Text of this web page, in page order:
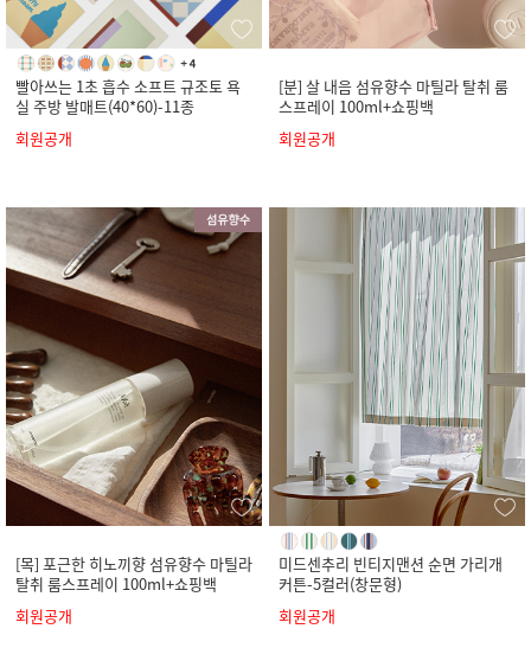
빨아쓰는 1초 흡수 소프트 규조토 욕
실 주방 발매트(40*60)-11종
회원공개
[분] 살 내음 섬유향수 마틸라 탈취 룸
스프레이 100ml+쇼핑백
회원공개
[목] 포근한 히노끼향 섬유향수 마틸라
탈취 룸스프레이 100ml+쇼핑백
회원공개
미드센추리 빈티지맨션 순면 가리개
커튼-5컬러(창문형)
회원공개